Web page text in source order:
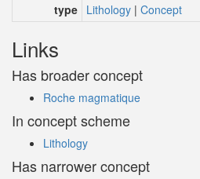
type Lithology | Concept
Links
Has broader concept
Roche magmatique
In concept scheme
Lithology
Has narrower concept